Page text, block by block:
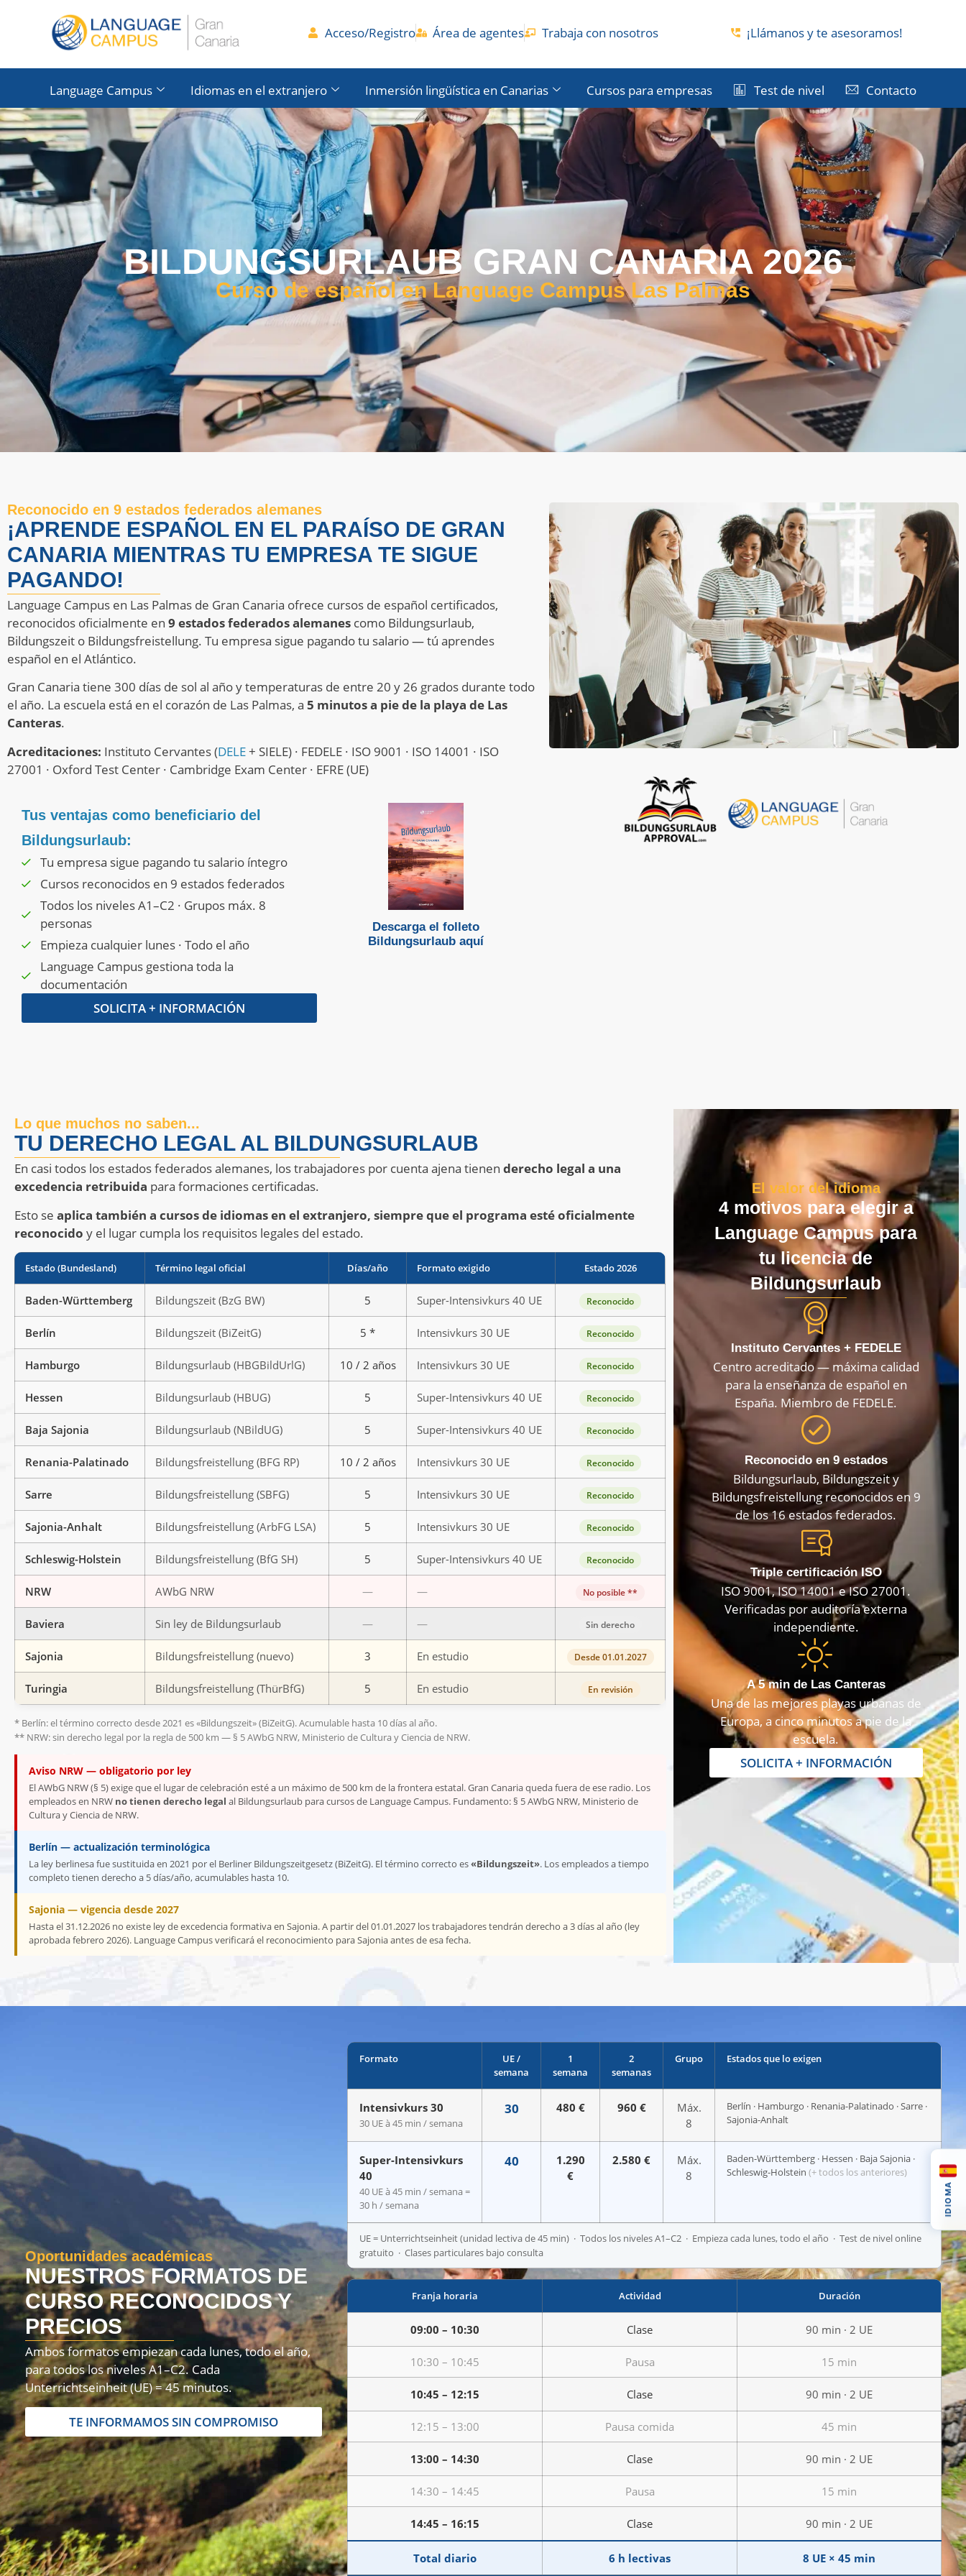
Acceso/Registro Área de agentes Trabaja con nosotros ¡Llámanos y te asesoramos!
Language Campus Idiomas en el extranjero Inmersión lingüística en Canarias Cursos para empresas Test de nivel Contacto
BILDUNGSURLAUB GRAN CANARIA 2026
Curso de español en Language Campus Las Palmas
Reconocido en 9 estados federados alemanes
¡APRENDE ESPAÑOL EN EL PARAÍSO DE GRAN
CANARIA MIENTRAS TU EMPRESA TE SIGUE
PAGANDO!
Language Campus en Las Palmas de Gran Canaria ofrece cursos de español certificados,
reconocidos oficialmente en 9 estados federados alemanes como Bildungsurlaub,
Bildungszeit o Bildungsfreistellung. Tu empresa sigue pagando tu salario — tú aprendes
español en el Atlántico.
Gran Canaria tiene 300 días de sol al año y temperaturas de entre 20 y 26 grados durante todo
el año. La escuela está en el corazón de Las Palmas, a 5 minutos a pie de la playa de Las
Canteras.
Acreditaciones: Instituto Cervantes (DELE+ SIELE) · FEDELE · ISO 9001 · ISO 14001 · ISO
27001 · Oxford Test Center · Cambridge Exam Center · EFRE (UE)
Tus ventajas como beneficiario del
Bildungsurlaub:
Tu empresa sigue pagando tu salario íntegro
Cursos reconocidos en 9 estados federados
Todos los niveles A1–C2 · Grupos máx. 8
personas
Empieza cualquier lunes · Todo el año
Language Campus gestiona toda la
documentación
SOLICITA + INFORMACIÓN
Descarga el folleto
Bildungsurlaub aquí
Lo que muchos no saben...
TU DERECHO LEGAL AL BILDUNGSURLAUB
En casi todos los estados federados alemanes, los trabajadores por cuenta ajena tienen derecho legal a una
excedencia retribuida para formaciones certificadas.
Esto se aplica también a cursos de idiomas en el extranjero, siempre que el programa esté oficialmente
reconocido y el lugar cumpla los requisitos legales del estado.
Estado (Bundesland) Término legal oficial Días/año Formato exigido Estado 2026
Baden-Württemberg Bildungszeit (BzG BW) 5 Super-Intensivkurs 40 UE Reconocido
Berlín Bildungszeit (BiZeitG) 5 * Intensivkurs 30 UE Reconocido
Hamburgo Bildungsurlaub (HBGBildUrlG) 10 / 2 años Intensivkurs 30 UE Reconocido
Hessen Bildungsurlaub (HBUG) 5 Super-Intensivkurs 40 UE Reconocido
Baja Sajonia Bildungsurlaub (NBildUG) 5 Super-Intensivkurs 40 UE Reconocido
Renania-Palatinado Bildungsfreistellung (BFG RP) 10 / 2 años Intensivkurs 30 UE Reconocido
Sarre Bildungsfreistellung (SBFG) 5 Intensivkurs 30 UE Reconocido
Sajonia-Anhalt Bildungsfreistellung (ArbFG LSA) 5 Intensivkurs 30 UE Reconocido
Schleswig-Holstein Bildungsfreistellung (BfG SH) 5 Super-Intensivkurs 40 UE Reconocido
NRW AWbG NRW — — No posible **
Baviera Sin ley de Bildungsurlaub — — Sin derecho
Sajonia Bildungsfreistellung (nuevo) 3 En estudio Desde 01.01.2027
Turingia Bildungsfreistellung (ThürBfG) 5 En estudio En revisión
* Berlín: el término correcto desde 2021 es «Bildungszeit» (BiZeitG). Acumulable hasta 10 días al año.
** NRW: sin derecho legal por la regla de 500 km — § 5 AWbG NRW, Ministerio de Cultura y Ciencia de NRW.
Aviso NRW — obligatorio por ley
El AWbG NRW (§ 5) exige que el lugar de celebración esté a un máximo de 500 km de la frontera estatal. Gran Canaria queda fuera de ese radio. Los
empleados en NRW no tienen derecho legal al Bildungsurlaub para cursos de Language Campus. Fundamento: § 5 AWbG NRW, Ministerio de
Cultura y Ciencia de NRW.
Berlín — actualización terminológica
La ley berlinesa fue sustituida en 2021 por el Berliner Bildungszeitgesetz (BiZeitG). El término correcto es«Bildungszeit». Los empleados a tiempo
completo tienen derecho a 5 días/año, acumulables hasta 10.
Sajonia — vigencia desde 2027
Hasta el 31.12.2026 no existe ley de excedencia formativa en Sajonia. A partir del 01.01.2027 los trabajadores tendrán derecho a 3 días al año (ley
aprobada febrero 2026). Language Campus verificará el reconocimiento para Sajonia antes de esa fecha.
El valor del idioma
4 motivos para elegir a
Language Campus para
tu licencia de
Bildungsurlaub
Instituto Cervantes + FEDELE
Centro acreditado — máxima calidad
para la enseñanza de español en
España. Miembro de FEDELE.
Reconocido en 9 estados
Bildungsurlaub, Bildungszeit y
Bildungsfreistellung reconocidos en 9
de los 16 estados federados.
Triple certificación ISO
ISO 9001, ISO 14001 e ISO 27001.
Verificadas por auditoría externa
independiente.
A 5 min de Las Canteras
Una de las mejores playas urbanas de
Europa, a cinco minutos a pie de la
escuela.
SOLICITA + INFORMACIÓN
Oportunidades académicas
NUESTROS FORMATOS DE
CURSO RECONOCIDOS Y
PRECIOS
Ambos formatos empiezan cada lunes, todo el año,
para todos los niveles A1–C2. Cada
Unterrichtseinheit (UE) = 45 minutos.
TE INFORMAMOS SIN COMPROMISO
Formato
UE /
semana
1
semana
2
semanas
Grupo Estados que lo exigen
Intensivkurs 30
30 UE à 45 min / semana
30 480 € 960 €
Máx.
8
Berlín · Hamburgo · Renania-Palatinado · Sarre ·
Sajonia-Anhalt
Super-Intensivkurs
40
40 UE à 45 min / semana =
30 h / semana
40
1.290
€
2.580 €
Máx.
8
Baden-Württemberg · Hessen · Baja Sajonia ·
Schleswig-Holstein(+ todos los anteriores)
UE = Unterrichtseinheit (unidad lectiva de 45 min) · Todos los niveles A1–C2 · Empieza cada lunes, todo el año · Test de nivel online
gratuito · Clases particulares bajo consulta
Franja horaria Actividad Duración
09:00 – 10:30 Clase 90 min · 2 UE
10:30 – 10:45 Pausa 15 min
10:45 – 12:15 Clase 90 min · 2 UE
12:15 – 13:00 Pausa comida 45 min
13:00 – 14:30 Clase 90 min · 2 UE
14:30 – 14:45 Pausa 15 min
14:45 – 16:15 Clase 90 min · 2 UE
Total diario 6 h lectivas 8 UE × 45 min
IDIOMA